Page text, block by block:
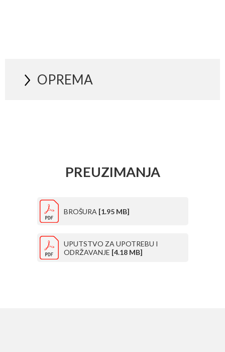
OPREMA
PREUZIMANJA
BROŠURA [1.95 MB]
UPUTSTVO ZA UPOTREBU I
ODRŽAVANJE [4.18 MB]